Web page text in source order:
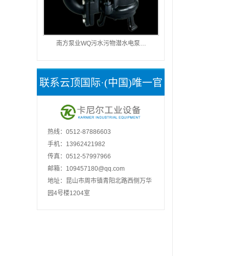
南方泵业WQ污水污物潜水电泵…
联系云顶国际·(中国)唯一官
方网站
热线：0512-87886603
手机：13962421982
传真：0512-57997966
邮箱： 109457180@qq.com
地址：昆山市周市镇青阳北路西侧万华
园4号楼1204室